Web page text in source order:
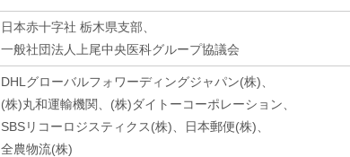
日本赤十字社 栃木県支部、
一般社団法人上尾中央医科グループ協議会
DHLグローバルフォワーディングジャパン(株)、
(株)丸和運輸機関、(株)ダイトーコーポレーション、
SBSリコーロジスティクス(株)、日本郵便(株)、
全農物流(株)